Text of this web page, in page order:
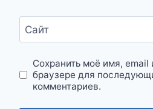
Сайт
Сохранить моё имя, email
браузере для
комментариев.